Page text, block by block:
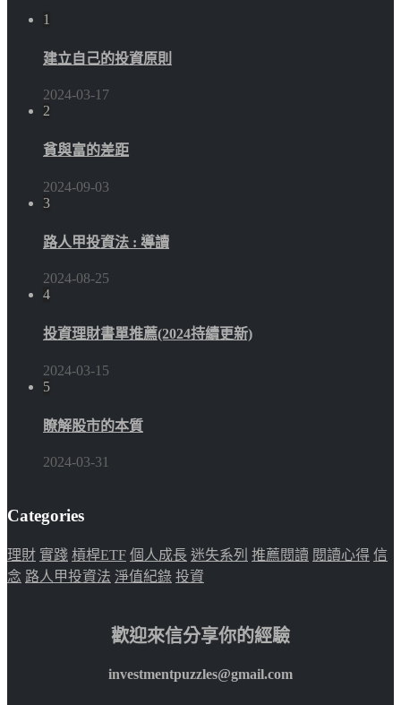
1
建立自己的投資原則
2024-03-17
2
貧與富的差距
2024-09-03
3
路人甲投資法 : 導讀
2024-08-25
4
投資理財書單推薦(2024持續更新)
2024-03-15
5
瞭解股市的本質
2024-03-31
Categories
理財 實踐 槓桿ETF 個人成長 迷失系列 推薦閱讀 閱讀心得 信
念 路人甲投資法 淨值紀錄 投資
歡迎來信分享你的經驗
investmentpuzzles@gmail.com